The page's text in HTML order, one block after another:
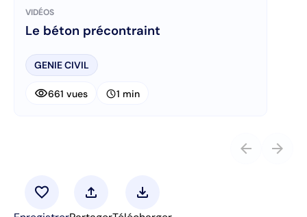
VIDÉOS
Le béton précontraint
GENIE CIVIL
visibility661 vues schedule1 min
arrow_back arrow_forward
favorite upload download